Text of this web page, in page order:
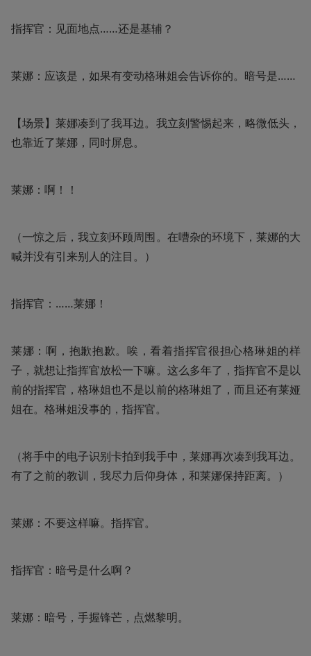
指挥官：见面地点……还是基辅？
莱娜：应该是，如果有变动格琳姐会告诉你的。暗号是……
【场景】莱娜凑到了我耳边。我立刻警惕起来，略微低头，
也靠近了莱娜，同时屏息。
莱娜：啊！！
（一惊之后，我立刻环顾周围。在嘈杂的环境下，莱娜的大
喊并没有引来别人的注目。）
指挥官：……莱娜！
莱娜：啊，抱歉抱歉。唉，看着指挥官很担心格琳姐的样
子，就想让指挥官放松一下嘛。这么多年了，指挥官不是以
前的指挥官，格琳姐也不是以前的格琳姐了，而且还有莱娅
姐在。格琳姐没事的，指挥官。
（将手中的电子识别卡拍到我手中，莱娜再次凑到我耳边。
有了之前的教训，我尽力后仰身体，和莱娜保持距离。）
莱娜：不要这样嘛。指挥官。
指挥官：暗号是什么啊？
莱娜：暗号，手握锋芒，点燃黎明。